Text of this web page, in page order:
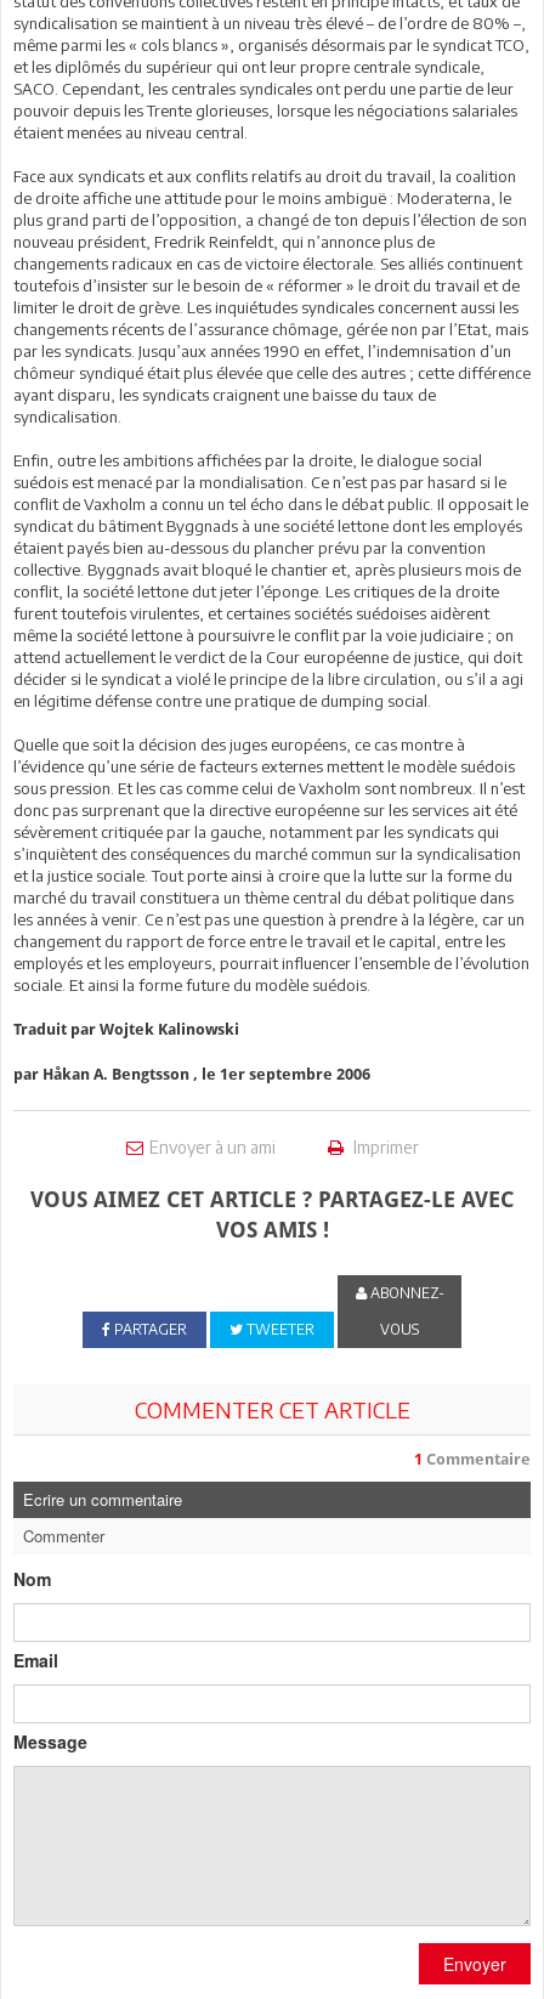
syndicalisation se maintient à un niveau très élevé – de l’ordre de 80% –,
même parmi les « cols blancs », organisés désormais par le syndicat TCO,
et les diplômés du supérieur qui ont leur propre centrale syndicale,
SACO. Cependant, les centrales syndicales ont perdu une partie de leur
pouvoir depuis les Trente glorieuses, lorsque les négociations salariales
étaient menées au niveau central.
Face aux syndicats et aux conflits relatifs au droit du travail, la coalition
de droite affiche une attitude pour le moins ambiguë : Moderaterna, le
plus grand parti de l’opposition, a changé de ton depuis l’élection de son
nouveau président, Fredrik Reinfeldt, qui n’annonce plus de
changements radicaux en cas de victoire électorale. Ses alliés continuent
toutefois d’insister sur le besoin de « réformer » le droit du travail et de
limiter le droit de grève. Les inquiétudes syndicales concernent aussi les
changements récents de l’assurance chômage, gérée non par l’Etat, mais
par les syndicats. Jusqu’aux années 1990 en effet, l’indemnisation d’un
chômeur syndiqué était plus élevée que celle des autres ; cette différence
ayant disparu, les syndicats craignent une baisse du taux de
syndicalisation.
Enfin, outre les ambitions affichées par la droite, le dialogue social
suédois est menacé par la mondialisation. Ce n’est pas par hasard si le
conflit de Vaxholm a connu un tel écho dans le débat public. Il opposait le
syndicat du bâtiment Byggnads à une société lettone dont les employés
étaient payés bien au-dessous du plancher prévu par la convention
collective. Byggnads avait bloqué le chantier et, après plusieurs mois de
conflit, la société lettone dut jeter l’éponge. Les critiques de la droite
furent toutefois virulentes, et certaines sociétés suédoises aidèrent
même la société lettone à poursuivre le conflit par la voie judiciaire ; on
attend actuellement le verdict de la Cour européenne de justice, qui doit
décider si le syndicat a violé le principe de la libre circulation, ou s’il a agi
en légitime défense contre une pratique de dumping social.
Quelle que soit la décision des juges européens, ce cas montre à
l’évidence qu’une série de facteurs externes mettent le modèle suédois
sous pression. Et les cas comme celui de Vaxholm sont nombreux. Il n’est
donc pas surprenant que la directive européenne sur les services ait été
sévèrement critiquée par la gauche, notamment par les syndicats qui
s’inquiètent des conséquences du marché commun sur la syndicalisation
et la justice sociale. Tout porte ainsi à croire que la lutte sur la forme du
marché du travail constituera un thème central du débat politique dans
les années à venir. Ce n’est pas une question à prendre à la légère, car un
changement du rapport de force entre le travail et le capital, entre les
employés et les employeurs, pourrait influencer l’ensemble de l’évolution
sociale. Et ainsi la forme future du modèle suédois.
Traduit par Wojtek Kalinowski
par Håkan A. Bengtsson , le 1er septembre 2006
Envoyer à un ami Imprimer
VOUS AIMEZ CET ARTICLE ? PARTAGEZ-LE AVEC
VOS AMIS !
PARTAGER TWEETER
ABONNEZ-
VOUS
COMMENTER CET ARTICLE
1 Commentaire
Ecrire un commentaire
Commenter
Nom
Email
Message
Envoyer